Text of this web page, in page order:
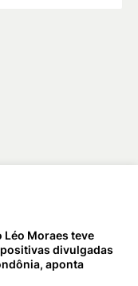
Moraes teve
divulgadas
aponta